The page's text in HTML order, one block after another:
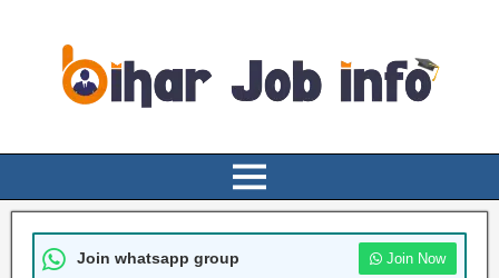
Join whatsapp group Join Now